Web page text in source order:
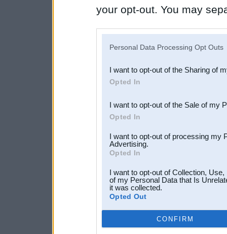
your opt-out. You may
Downstream Participants
third parties.
Personal Data Processing Opt Outs
I want to opt-out of the Sharing of
Opted In
I want to opt-out of the Sale of my
Opted In
I want to opt-out of processing my
Advertising.
Opted In
I want to opt-out of Collection,
of my Personal Data that Is
it was collected.
Opted Out
CONFIRM